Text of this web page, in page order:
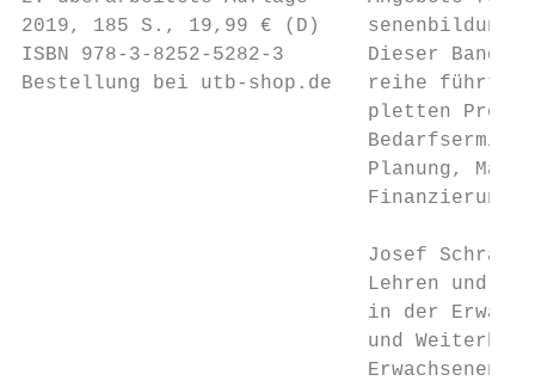
2019, 185 S., 19,99 € (D)    senenbildung
ISBN 978-3-8252-5282-3       Dieser Band
Bestellung bei utb-shop.de   reihe führt
pletten
Planung,
                             Finanzierung.
                             Josef Schrader
Lehren und
in der
und
Erwachsenen-